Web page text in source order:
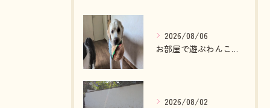
2026/08/06
お部屋で遊ぶわんこさん💓
2026/08/02